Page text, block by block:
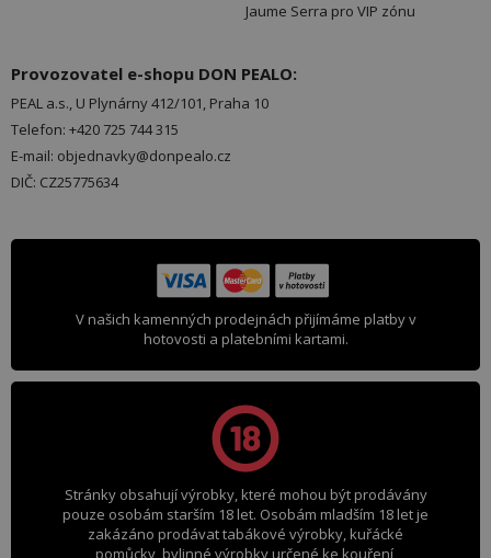
Jaume Serra pro VIP zónu
Provozovatel e-shopu DON PEALO:
PEAL a.s., U Plynárny 412/101, Praha 10
Telefon: +420 725 744 315
E-mail: objednavky@donpealo.cz
DIČ: CZ25775634
V našich kamenných prodejnách přijímáme platby v
hotovosti a platebními kartami.
Stránky obsahují výrobky, které mohou být prodávány
pouze osobám starším 18 let. Osobám mladším 18 let je
zakázáno prodávat tabákové výrobky, kuřácké
pomůcky, bylinné výrobky určené ke kouření,